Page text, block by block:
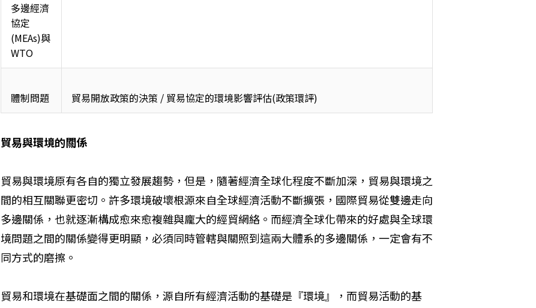
多邊經濟
協定
(MEAs)與
WTO
體制問題 貿易開放政策的決策 / 貿易協定的環境影響評估(政策環評)
貿易與環境的關係
貿易與環境原有各自的獨立發展趨勢，但是，隨著經濟全球化程度不斷加深，貿易與環境之
間的相互關聯更密切。許多環境破壞根源來自全球經濟活動不斷擴張，國際貿易從雙邊走向
多邊關係，也就逐漸構成愈來愈複雜與龐大的經貿網絡。而經濟全球化帶來的好處與全球環
境問題之間的關係變得更明顯，必須同時管轄與關照到這兩大體系的多邊關係，一定會有不
同方式的磨擦。
貿易和環境在基礎面之間的關係，源自所有經濟活動的基礎是『環境』，而貿易活動的基